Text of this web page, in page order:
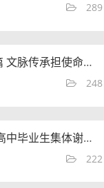
289
党建引领谱新篇 文脉传承担使命——曲阜市文物局庆祝中国共产党成立105周年系列活动
248
2026年曲阜市高中毕业生集体谢师典礼在曲阜孔庙大成殿前举行
222